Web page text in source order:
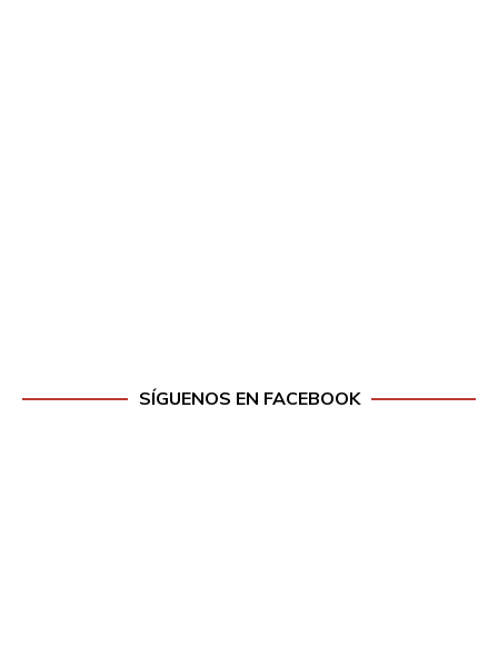
SÍGUENOS EN FACEBOOK